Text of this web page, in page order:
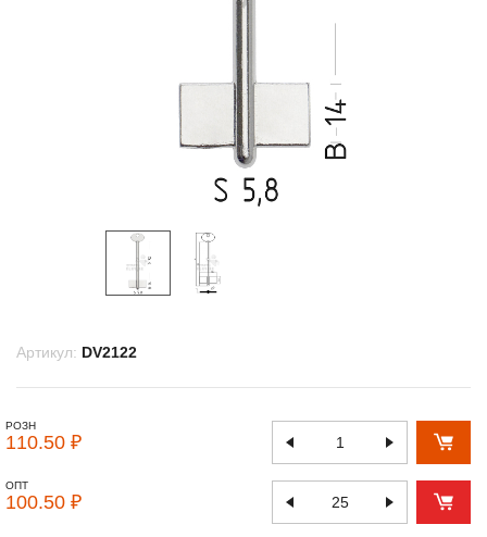
Артикул: DV2122
РОЗН
110.50 ₽
ОПТ
100.50 ₽